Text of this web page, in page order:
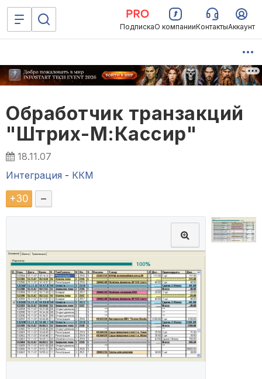
ПодпискаО компанииКонтактыАккаунт
Обработчик транзакций
"Штрих-М:Кассир"
18.11.07
Интеграция - ККМ
+30 –